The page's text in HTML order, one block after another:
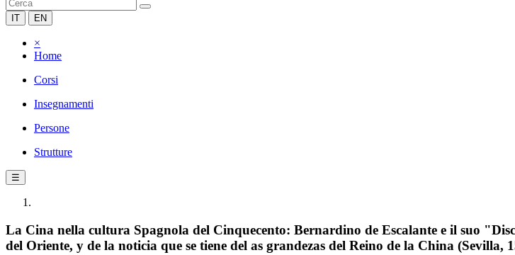
IT EN
×
Home
Corsi
Insegnamenti
Persone
Strutture
☰
La Cina nella cultura Spagnola del Cinquecento: Bernardino de Escalante e il suo
del Oriente, y de la noticia que se tiene del as grandezas del Reino de la China (Sevilla,